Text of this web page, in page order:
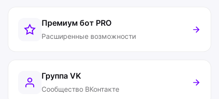
Премиум бот PRO
Расширенные возможности
Группа VK
Сообщество ВКонтакте